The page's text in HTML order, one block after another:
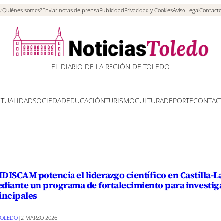
¿Quiénes somos?Enviar notas de prensaPublicidadPrivacidad y CookiesAviso LegalContacto
EL DIARIO DE LA REGIÓN DE TOLEDO
SOCIEDADEDUCACIÓNTURISMOCULTURADEPORTE
potencia el liderazgo científico en Castilla-
un programa de fortalecimiento para
|2 MARZO 2026